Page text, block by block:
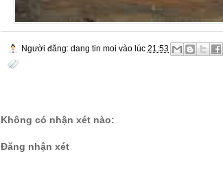
Người đăng: dang tin moi vào lúc 21:53
Không có nhận xét nào:
Đăng nhận xét